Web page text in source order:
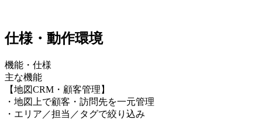
仕様・動作環境
機能・仕様
主な機能
【地図CRM・顧客管理】
・地図上で顧客・訪問先を一元管理
・エリア／担当／タグで絞り込み